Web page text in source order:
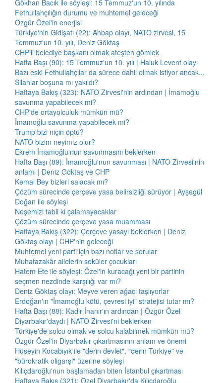
Gökhan Bacık ile söyleşi: 15 Temmuz'un 10. yılında
Fethullahçılığın durumu ve muhtemel geleceği
Özgür Özel'in enerjisi
Türkiye'nin Gidişatı (22): Ahbap olayı, NATO zirvesi, 15
Temmuz'un 10. yılı, Deniz Göktaş
CHP'li belediye başkanı olmak ateşten gömlek
Hafta Başı (90): 15 Temmuz'un 10. yılı | Haluk Levent olayı
Bazı eski Fethullahçılar da sürece dahil olmak istiyor ancak...
Silahlar boşuna mı yakıldı?
Haftaya Bakış (323): NATO Zirvesi'nin ardından | İmamoğlu
savunma yapabilecek mi?
CHP'de ortayolculuk mümkün mü?
İmamoğlu savunma yapabilecek mi?
Trump bizi niçin öptü?
NATO bizim neyimiz olur?
Ekrem İmamoğlu'nun savunmasını beklerken
Hafta Başı (89): İmamoğlu'nun savunması | NATO Zirvesi'nin
anlamı | Deniz Göktaş ve CHP
Kemal Bey bizleri salacak mı?
Çözüm sürecinde çerçeve yasa belirsizliği sürüyor | Ayşegül
Doğan ile söyleşi
Neşemizi tabii ki çalamayacaklar
Çözüm sürecinde çerçeve yasa muamması
Haftaya Bakış (322): Çerçeve yasayı beklerken | Deniz
Göktaş olayı | CHP'nin geleceği
Muhtemel yeni parti için bazı notlar ve sorular
Muhafazakâr ailelerin seküler çocukları
Hatem Ete ile söyleşi: Özel'in kuracağı yeni bir partinin
seçmen nezdinde karşılığı var mı?
Deniz Göktaş olayı: Meyve veren ağacı taşlıyorlar
Erdoğan'ın "İmamoğlu kötü, çevresi iyi" stratejisi tutar mı?
Hafta Başı (88): Kadir İnanır'ın ardından | Özgür Özel
Diyarbakır'daydı | NATO Zirvesi'ni beklerken
Türkiye'de solcu olmak ve solcu kalabilmek mümkün mü?
Özgür Özel'in Diyarbakır çıkartmasının anlam ve önemi
Hüseyin Kocabıyık ile "derin devlet", "derin Türkiye" ve
"bürokratik oligarşi" üzerine söyleşi
Kılıçdaroğlu'nun başlamadan biten İstanbul çıkartması
Haftaya Bakış (321): Özel Diyarbakır'da Kılıçdaroğlu